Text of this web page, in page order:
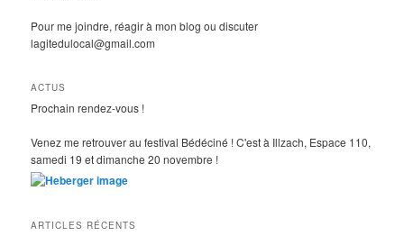
Pour me joindre, réagir à mon blog ou discuter
lagitedulocal@gmail.com
ACTUS
Prochain rendez-vous !
Venez me retrouver au festival Bédéciné ! C'est à Illzach, Espace 110,
samedi 19 et dimanche 20 novembre !
ARTICLES RÉCENTS